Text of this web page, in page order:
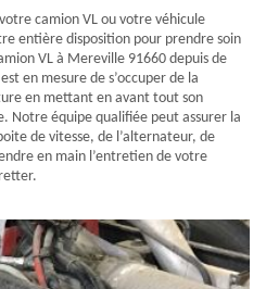
camion VL ou votre véhicule
entière disposition pour prendre soin
VL à Mereville 91660 depuis de
en mesure de s’occuper de la
en mettant en avant tout son
Notre équipe qualifiée peut assurer la
de vitesse, de l’alternateur, de
en main l’entretien de votre